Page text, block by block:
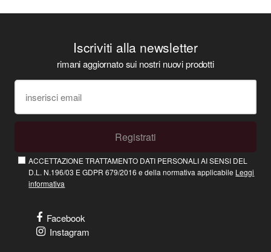
Iscriviti alla newsletter
rimani aggiornato sui nostri nuovi prodotti
Registrati
ACCETTAZIONE TRATTAMENTO DATI PERSONALI AI SENSI DEL
D.L. N.196/03 E GDPR 679/2016 e della normativa applicabile Leggi
informativa
Facebook
Instagram